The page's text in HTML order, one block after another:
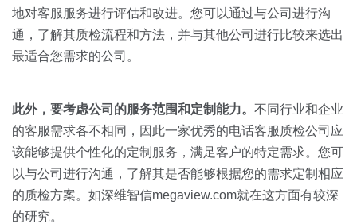
地对客服服务进行评估和改进。您可以通过与公司进行沟
通，了解其质检流程和方法，并与其他公司进行比较来选出
最适合您需求的公司。
此外，要考虑公司的服务范围和定制能力。 不同行业和企业
的客服需求各不相同，因此一家优秀的电话客服质检公司应
该能够提供个性化的定制服务，满足客户的特定需求。您可
以与公司进行沟通，了解其是否能够根据您的需求定制相应
的质检方案。如深维智信megaview.com就在这方面有较深
的研究。